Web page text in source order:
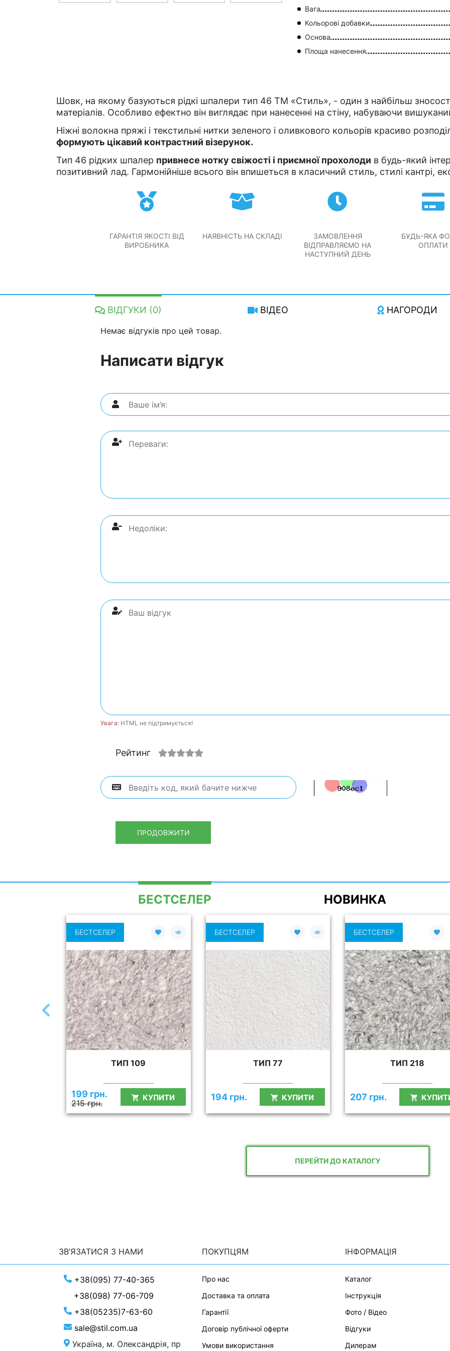
Вага
Кольорові добавки
Основа
Площа нанесення
Шовк, на якому базуються рідкі шпалери тип 46 ТМ «Стиль», - один з найбільш
матеріалів. Особливо ефектно він виглядає при нанесенні на стіну, набуваючи
Ніжні волокна пряжі і текстильні нитки зеленого і оливкового кольорів красиво
формують цікавий контрастний візерунок.
Тип 46 рідких шпалер привнесе нотку свіжості і приємної прохолоди в будь-який
позитивний лад. Гармонійніше всього він впишеться в класичний стиль, стилі кантрі,
ГАРАНТІЯ ЯКОСТІ ВІД
ВИРОБНИКА
НАЯВНІСТЬ НА СКЛАДІ
ЗАМОВЛЕННЯ
ВІДПРАВЛЯЄМО НА
НАСТУПНИЙ ДЕНЬ
БУДЬ-ЯКА
ОПЛАТИ
ВІДГУКИ (0) ВІДЕО НАГОРОДИ
Немає відгуків про цей товар.
Написати відгук
Увага: HTML не підтримується!
Рейтинг
ПРОДОВЖИТИ
БЕСТСЕЛЕР НОВИНКА
БЕСТСЕЛЕР
ТИП 109
215 грн.
199 грн. КУПИТИ
БЕСТСЕЛЕР
ТИП 77
194 грн. КУПИТИ
БЕСТСЕЛЕР
ТИП 218
207 грн.
ПЕРЕЙТИ ДО КАТАЛОГУ
ЗВ’ЯЗАТИСЯ З НАМИ ПОКУПЦЯМ ІНФОРМАЦІЯ
+38(095) 77-40-365
+38(098) 77-06-709
+38(05235)7-63-60
sale@stil.com.ua
Україна, м. Олександрія, пр
Про нас
Доставка та оплата
Гарантії
Договір публічної оферти
Умови використання
Каталог
Інструкція
Фото / Відео
Відгуки
Дилерам